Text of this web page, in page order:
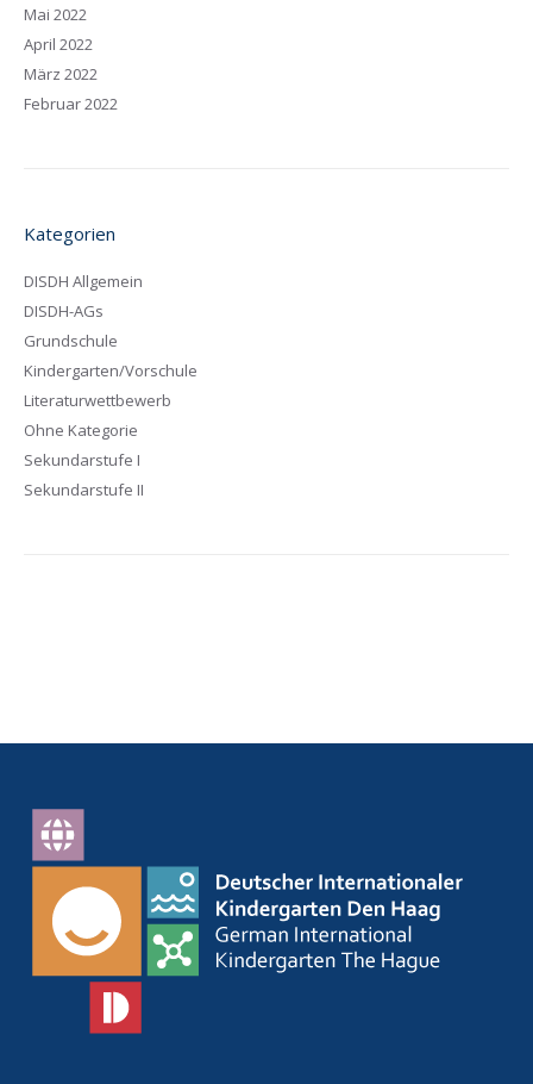
Mai 2022
April 2022
März 2022
Februar 2022
Kategorien
DISDH Allgemein
DISDH-AGs
Grundschule
Kindergarten/Vorschule
Literaturwettbewerb
Ohne Kategorie
Sekundarstufe I
Sekundarstufe II